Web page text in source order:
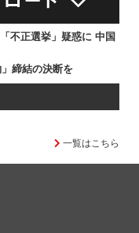
不正選挙」疑惑に 中国
締結の決断を
一覧はこちら